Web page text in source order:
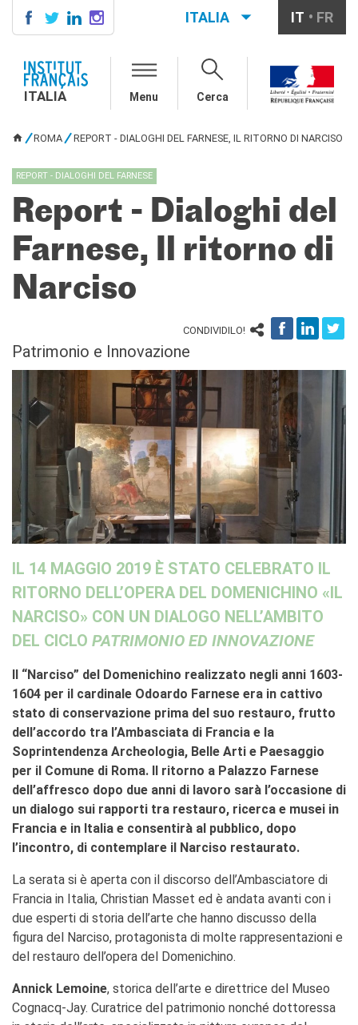
SCUOLA & UNIVERSITÀ
Studiare in Francia
IL PALAZZO FARNESE
CHI SIAMO
Contatti
ITALIA IT FR
ITALIA Menu Cerca
ROMA REPORT - DIALOGHI DEL FARNESE, IL RITORNO DI NARCISO
REPORT - DIALOGHI DEL FARNESE
Report - Dialoghi del
Farnese, Il ritorno di
Narciso
CONDIVIDILO!
Patrimonio e Innovazione
IL 14 MAGGIO 2019 È STATO CELEBRATO IL
RITORNO DELL’OPERA DEL DOMENICHINO «IL
NARCISO» CON UN DIALOGO NELL’AMBITO
DEL CICLO PATRIMONIO ED INNOVAZIONE
Il “Narciso” del Domenichino realizzato negli anni 1603-
1604 per il cardinale Odoardo Farnese era in cattivo
stato di conservazione prima del suo restauro, frutto
dell’accordo tra l’Ambasciata di Francia e la
Soprintendenza Archeologia, Belle Arti e Paesaggio
per il Comune di Roma. Il ritorno a Palazzo Farnese
dell’affresco dopo due anni di lavoro sarà l’occasione di
un dialogo sui rapporti tra restauro, ricerca e musei in
Francia e in Italia e consentirà al pubblico, dopo
l’incontro, di contemplare il Narciso restaurato.
La serata si è aperta con il discorso dell’Ambasciatore di
Francia in Italia, Christian Masset ed è andata avanti con i
due esperti di storia dell’arte che hanno discusso della
figura del Narciso, protagonista di molte rappresentazioni e
del restauro dell’opera del Domenichino.
Annick Lemoine, storica dell’arte e direttrice del Museo
Cognacq-Jay. Curatrice del patrimonio nonché dottoressa